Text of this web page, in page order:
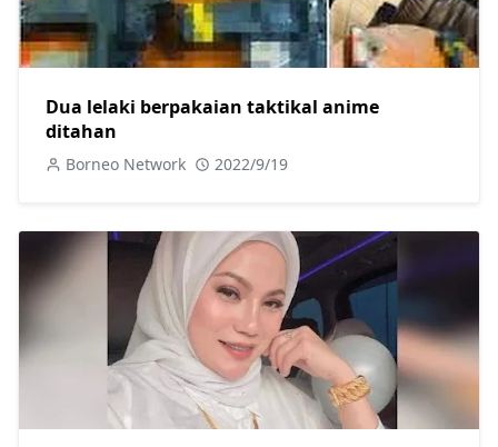
Dua lelaki berpakaian taktikal anime
ditahan
Borneo Network 2022/9/19